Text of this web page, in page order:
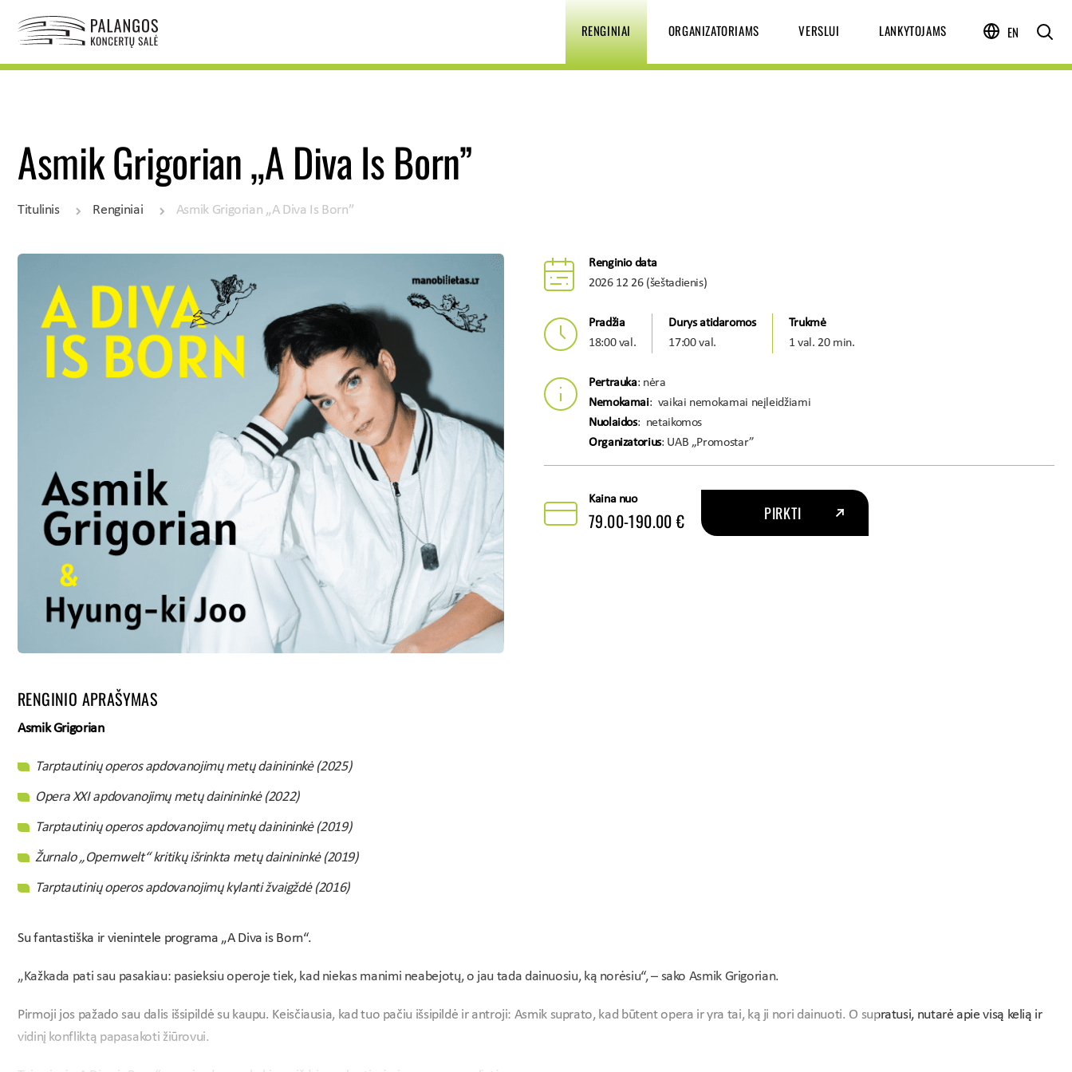
RENGINIAI ORGANIZATORIAMS VERSLUI LANKYTOJAMS EN
Asmik Grigorian „A Diva Is Born”
Titulinis Renginiai Asmik Grigorian „A Diva Is Born”
Renginio data
2026 12 26 (šeštadienis)
Pradžia
18:00 val.
Durys atidaromos
17:00 val.
Trukmė
1 val. 20 min.
Pertrauka: nėra
Nemokamai: vaikai nemokamai neįleidžiami
Nuolaidos: netaikomos
Organizatorius: UAB „Promostar”
Kaina nuo
79.00-190.00 € PIRKTI
RENGINIO APRAŠYMAS
Asmik Grigorian
Tarptautinių operos apdovanojimų metų dainininkė (2025)
Opera XXI apdovanojimų metų dainininkė (2022)
Tarptautinių operos apdovanojimų metų dainininkė (2019)
Žurnalo „Opernwelt“ kritikų išrinkta metų dainininkė (2019)
Tarptautinių operos apdovanojimų kylanti žvaigždė (2016)
Su fantastiška ir vienintele programa „A Diva is Born“.
„Kažkada pati sau pasakiau: pasieksiu operoje tiek, kad niekas manimi neabejotų, o jau tada dainuosiu, ką norėsiu“, – sako Asmik Grigorian.
Pirmoji jos pažado sau dalis išsipildė su kaupu. Keisčiausia, kad tuo pačiu išsipildė ir antroji: Asmik suprato, kad būtent opera ir yra tai, ką ji nori dainuoti. O supratusi, nutarė apie visą kelią ir
vidinį konfliktą papasakoti žiūrovui.